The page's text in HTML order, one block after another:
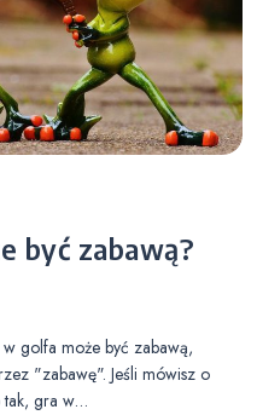
być zabawą?
golfa może być zabawą,
"zabawę". Jeśli mówisz o
tak, gra w…